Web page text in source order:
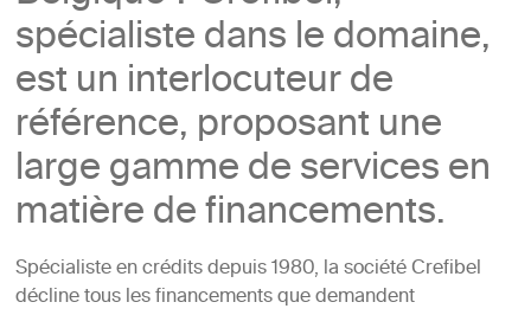
spécialiste dans le domaine,
est un interlocuteur de
référence, proposant une
large gamme de services en
matière de financements.
Spécialiste en crédits depuis 1980, la société Crefibel
décline tous les financements que demandent